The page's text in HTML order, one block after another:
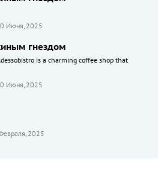
Июня, 2025
гнездом
is a charming coffee shop that
Июня, 2025
2025